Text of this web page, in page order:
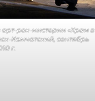
арт-рок-мистерии «Храм в
Камчатский, сентябрь
г.